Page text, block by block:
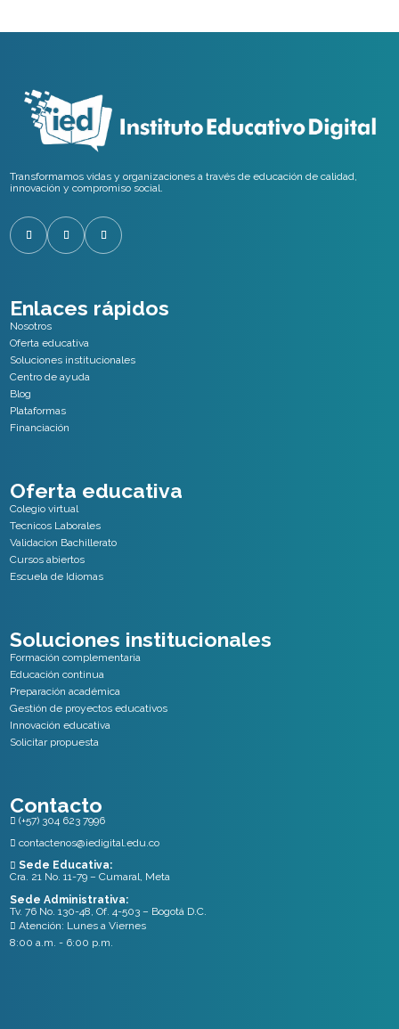
Transformamos vidas y organizaciones a través de educación de calidad,
innovación y compromiso social.
Enlaces rápidos
Nosotros
Oferta educativa
Soluciones institucionales
Centro de ayuda
Blog
Plataformas
Financiación
Oferta educativa
Colegio virtual
Tecnicos Laborales
Validacion Bachillerato
Cursos abiertos
Escuela de Idiomas
Soluciones institucionales
Formación complementaria
Educación continua
Preparación académica
Gestión de proyectos educativos
Innovación educativa
Solicitar propuesta
Contacto
 (+57) 304 623 7996
 contactenos@iedigital.edu.co
 Sede Educativa:
Cra. 21 No. 11-79 – Cumaral, Meta
Sede Administrativa:
Tv. 76 No. 130-48, Of. 4-503 – Bogotá D.C.
 Atención: Lunes a Viernes
8:00 a.m. - 6:00 p.m.